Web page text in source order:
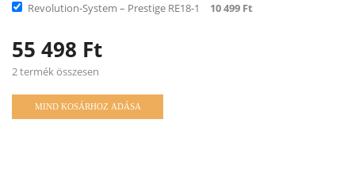
Revolution-System – Prestige RE18-1
10 499 Ft
55 498 Ft
2 termék összesen
MIND KOSÁRHOZ ADÁSA